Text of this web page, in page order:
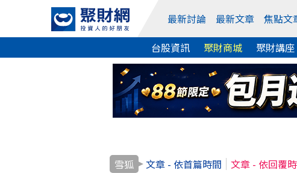
最新討論 最新文章 焦點文
台股資訊 聚財商城 聚財講座
雪狐 文章 - 依首篇時間 文章 - 依回覆